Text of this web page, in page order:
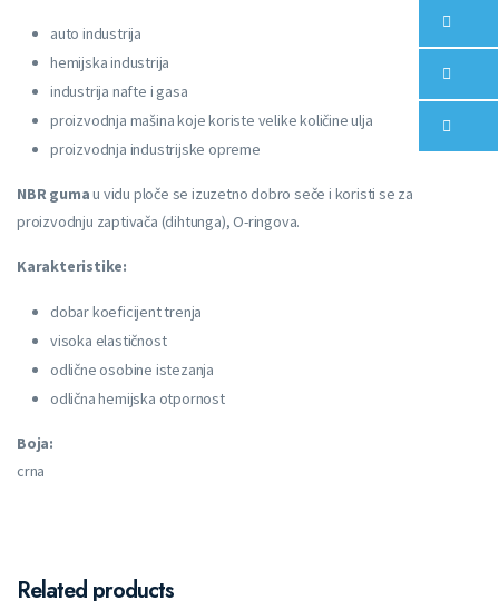
auto industrija
hemijska industrija
industrija nafte i gasa
proizvodnja mašina koje koriste velike količine ulja
proizvodnja industrijske opreme
NBR gumau vidu ploče se izuzetno dobro seče i koristi se za
proizvodnju zaptivača (dihtunga), O-ringova.
Karakteristike:
dobar koeficijent trenja
visoka elastičnost
odlične osobine istezanja
odlična hemijska otpornost
Boja:
crna
Related products